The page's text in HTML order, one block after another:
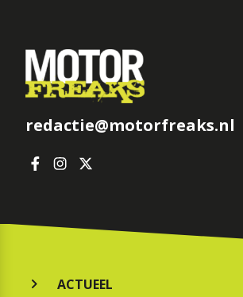
redactie@motorfreaks.nl
ACTUEEL